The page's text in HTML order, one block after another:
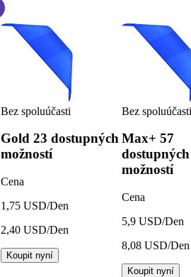
Bez spoluúčasti
Gold 23 dostupných
možností
Cena
1,75 USD/Den
2,40 USD/Den
Koupit nyní
Bez spoluúčasti
Max+ 57
dostupných
možností
Cena
5,9 USD/Den
8,08 USD/Den
Koupit nyní